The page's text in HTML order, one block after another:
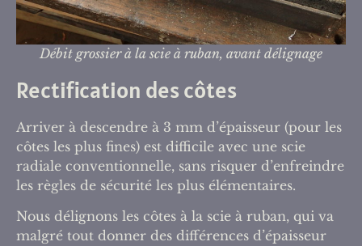
Débit grossier à la scie à ruban, avant délignage
Rectification des côtes
Arriver à descendre à 3 mm d’épaisseur (pour les
côtes les plus fines) est difficile avec une scie
radiale conventionnelle, sans risquer d’enfreindre
les règles de sécurité les plus élémentaires.
Nous délignons les côtes à la scie à ruban, qui va
malgré tout donner des différences d’épaisseur